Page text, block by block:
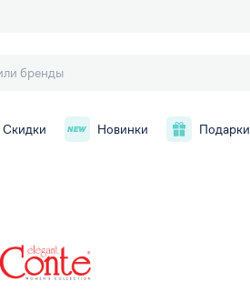
Скидки Новинки Подарки